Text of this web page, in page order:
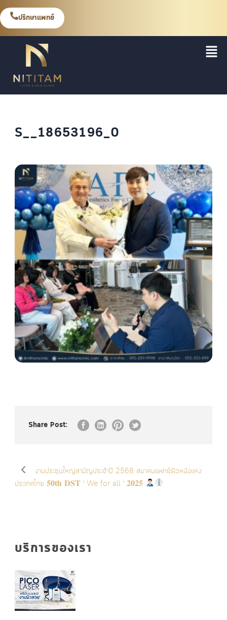
ปรึกษาแพทย์
S__18653196_0
Share Post:
งานประชุมใหญ่สามัญประจำปี 2568 สมาคมแพทย์ผิวหนังแห่ง
ประเทศไทย 𝟓𝟎𝐭𝐡 𝐃𝐒𝐓 ‘ We for all ‘ 𝟐𝟎𝟐𝟓
บริการของเรา